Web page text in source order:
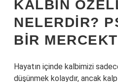
KALBIN
NELERDIR?
BIR
Hayatın içinde kalbimizi
düşünmek kolaydır, ancak